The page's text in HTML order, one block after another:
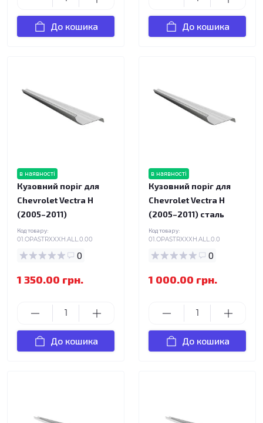
До кошика До кошика
в наявності
Кузовний поріг для
Chevrolet Vectra H
(2005–2011)
Код товару:
01.OPASTRXXXH.ALL.0.00
0
1 350.00 грн.
До кошика
в наявності
Кузовний поріг для
Chevrolet Vectra H
(2005–2011) сталь
Код товару:
01.OPASTRXXXH.ALL.0.0
0
1 000.00 грн.
До кошика